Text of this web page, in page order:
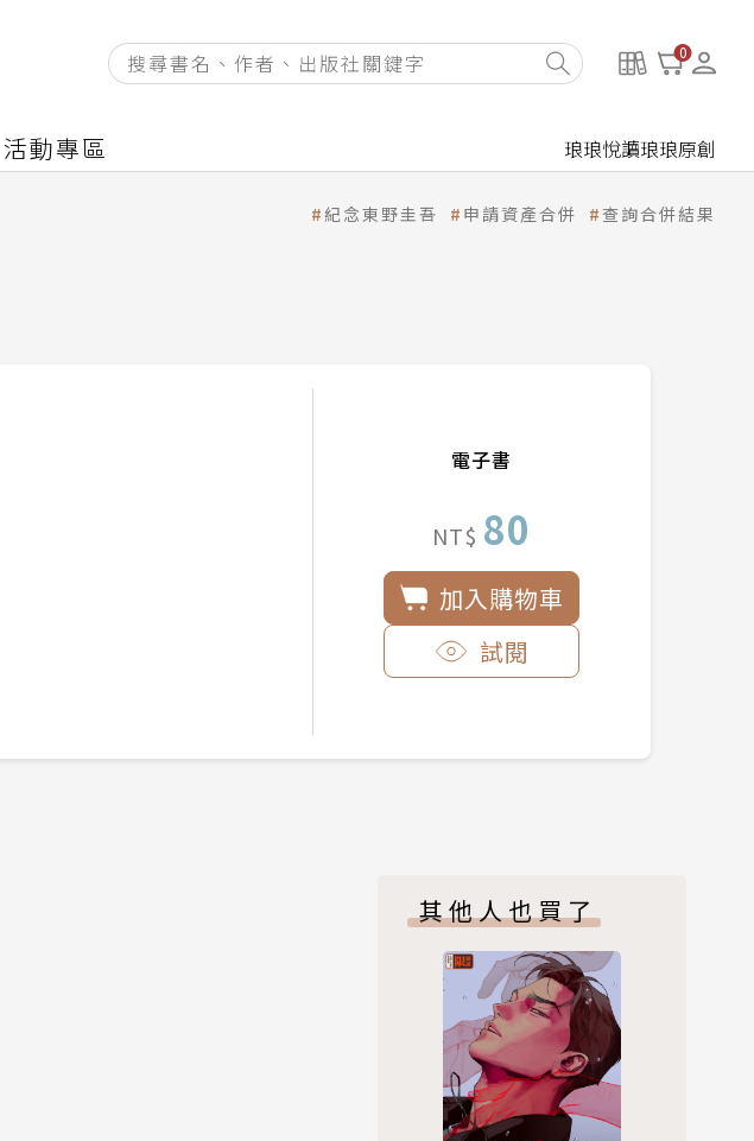
0
活動專區 琅琅悅讀琅琅原創
紀念東野圭吾 申請資產合併 查詢合併結果
電子書
NT$ 80
加入購物車
試閱
其他人也買了